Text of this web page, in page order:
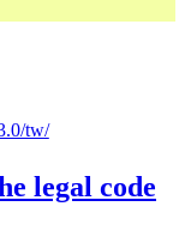
tw/
legal code